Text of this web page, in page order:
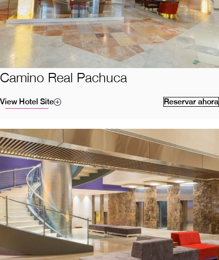
Camino Real Pachuca
Reservar ahora
View Hotel Site